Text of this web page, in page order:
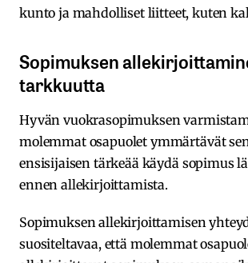
kunto ja mahdolliset liitteet, kuten
Sopimuksen
tarkkuutta
Hyvän vuokrasopimuksen
molemmat osapuolet ymmärtävät
ensisijaisen tärkeää käydä sopimus
ennen allekirjoittamista.
Sopimuksen allekirjoittamisen
suositeltavaa, että molemmat